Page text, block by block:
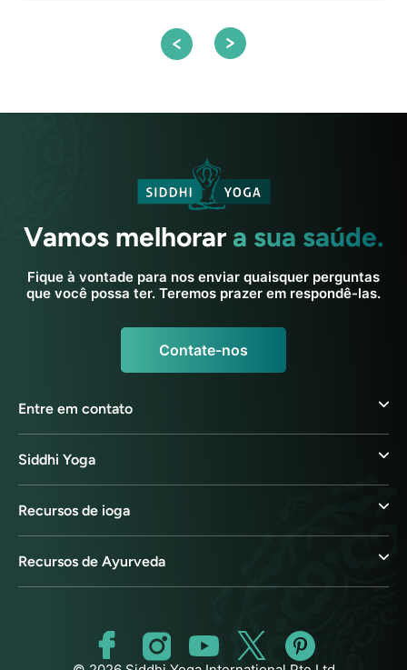
Vamos melhorar a sua saúde.
Fique à vontade para nos enviar quaisquer perguntas
que você possa ter. Teremos prazer em respondê-las.
Contate-nos
Entre em contato
Siddhi Yoga
Recursos de ioga
Recursos de Ayurveda